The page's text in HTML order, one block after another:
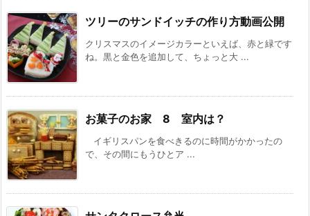
ツリーのサンドイッチの作り方動画公開
クリスマスのイメージカラーといえば、赤と緑です
ね。黒と金色を追加して、ちょっと大 ...
お菓子のお家 8 室内は？
イギリスパンを食べきるのに時間がかかったの
で、その間にもうひとア ...